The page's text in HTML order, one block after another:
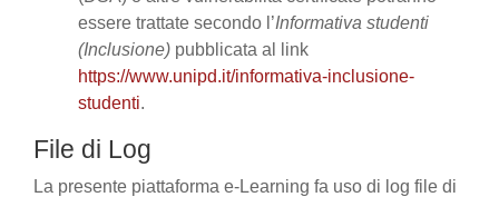
essere trattate secondo l’Informativa studenti
(Inclusione) pubblicata al link
https://www.unipd.it/informativa-inclusione-
studenti.
File di Log
La presente piattaforma e-Learning fa uso di log file di